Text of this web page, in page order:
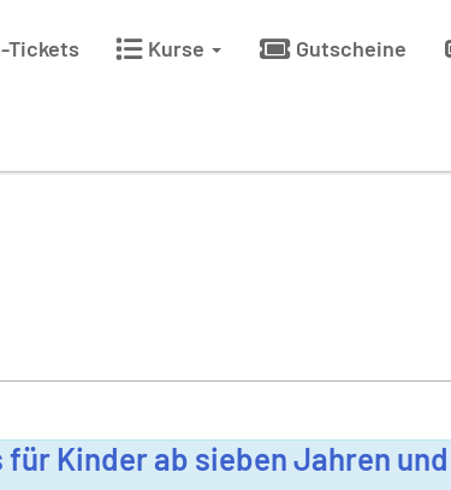
Tickets Kurse Gutscheine
Kinder ab sieben Jahren